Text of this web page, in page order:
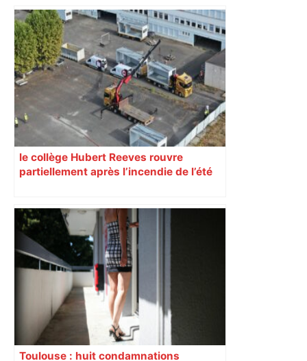
« Rien d'inquiétant » pour Guillaume
Restes, le gardien de Toulouse, après
sa sortie à Metz – L'Équipe
le collège Hubert Reeves rouvre
partiellement après l’incendie de l’été
Toulouse : huit condamnations